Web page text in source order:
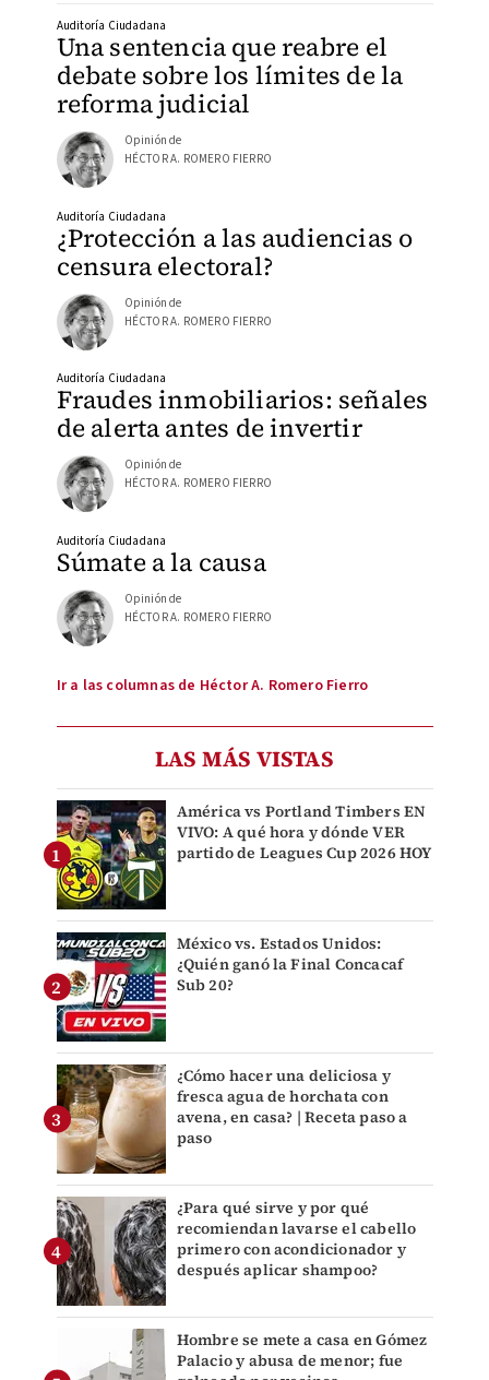
Una sentencia que reabre el
debate sobre los límites de la
reforma judicial
Auditoría Ciudadana
Opinión de
HÉCTOR A. ROMERO FIERRO
¿Protección a las audiencias o
censura electoral?
Auditoría Ciudadana
Opinión de
HÉCTOR A. ROMERO FIERRO
Fraudes inmobiliarios: señales
de alerta antes de invertir
Auditoría Ciudadana
Opinión de
HÉCTOR A. ROMERO FIERRO
Súmate a la causa
Auditoría Ciudadana
Opinión de
HÉCTOR A. ROMERO FIERRO
Ir a las columnas de Héctor A. Romero Fierro
LAS MÁS VISTAS
América vs Portland Timbers EN
VIVO: A qué hora y dónde VER
partido de Leagues Cup 2026 HOY
México vs. Estados Unidos:
¿Quién ganó la Final Concacaf
Sub 20?
¿Cómo hacer una deliciosa y
fresca agua de horchata con
avena, en casa? | Receta paso a
paso
¿Para qué sirve y por qué
recomiendan lavarse el cabello
primero con acondicionador y
después aplicar shampoo?
Hombre se mete a casa en Gómez
Palacio y abusa de menor; fue